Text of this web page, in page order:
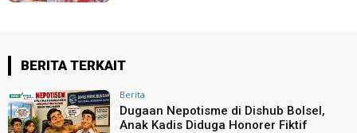
BERITA TERKAIT
Berita
Dugaan Nepotisme di Dishub Bolsel,
Anak Kadis Diduga Honorer Fiktif